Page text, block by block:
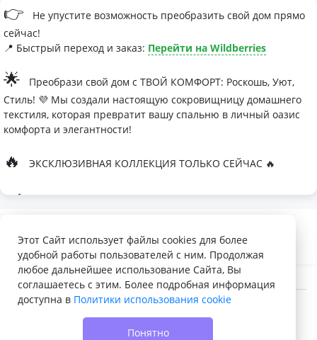
👉
Не упустите возможность преобразить свой дом прямо
сейчас!
📍 Быстрый переход и заказ: Перейти на Wildberries
🌟
Преобрази свой дом с ТВОЙ КОМФОРТ: Роскошь, Уют,
Стиль! 💜 Мы создали настоящую сокровищницу домашнего
текстиля, которая превратит вашу спальню в личный оазис
комфорта и элегантности!
🔥 ЭКСКЛЮЗИВНАЯ КОЛЛЕКЦИЯ ТОЛЬКО СЕЙЧАС 🔥
🛏
Палитра изысканных оттенков:
- Темно-серый для минималистичных интерьеров
- Сиреневый для романтичных натур
- Персиковый мусс для теплой атмосферы
Шелковые одеяла Тусса - мечта о совершенном сне
Этот Сайт использует файлы cookies для более
удобной работы пользователей с ним. Продолжая
любое дальнейшее использование Сайта, Вы
соглашаетесь с этим. Более подробная информация
доступна в Политики использования cookie
Понятно
© 2022 - 2026 Доска объявлений VELQ.RU